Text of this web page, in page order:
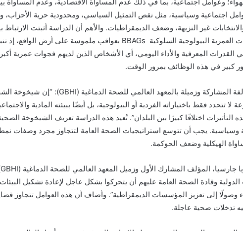
اجتماعية وسياسية، مثل نقص التمثيل السياسي، ومحدودية حرية الأحزاب، و
غير النزيهة، وضعف الديمقراطيات. والأهم أن الدراسة أثبتت الارتباط
العمرية البيولوجية السلوكية BBAGs بعواقب ملموسة على أرض الواقع، إذ
المعرفية والأداء اليومي، أي الأشخاص الذين لديهم فجوات عمرية أكبر
كبير في هذه الوظائف بمرور الوقت.
المشاركة وزميلة بالمعهد العالمي للصحة الدماغية (
GBHI): “إن شيخوخة
لا تتحدد فقط باختياراته الفردية أو البيولوجية، بل أيضًا ببيئته المادية
اختلافًا كبيرًا بين البلدان”. تُعيد هذه الدراسة تعريف الشيخوخة
وسياسية. يجب أن تتوسع استراتيجيات الصحة العامة لتتجاوز مجرد وصفات
الهيكلية وضعف الحوكمة.
جارسيا، المؤلف المشارك الأول وزميل المعهد العالمي للصحة الدماغية (
GBHI
وقادة الصحة العامة عليهم أن يتحركوا بشكل عاجل لإعادة تشكيل
وصولًا إلى تعزيز المؤسسات الديمقراطية”. وأضاف أن هذه العوامل تتجاوز
تدخلات صحية عاجلة.